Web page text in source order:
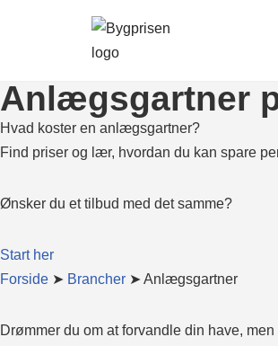
indhold
Anlægsgartner
Hvad koster en anlægsgartner?
Find priser og lær, hvordan du kan spare
Ønsker du et tilbud med det samme?
Start her
Forside ➤ Brancher ➤ Anlægsgartner
Drømmer du om at forvandle din have,